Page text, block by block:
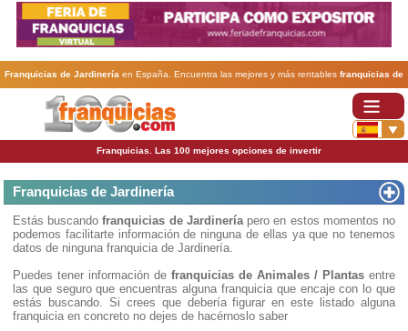
Franquicias de Jardinería en España. Encuentra las mejores y más rentables franquicias de
Jardinería. Abre tu negocio a través de una franquicia barata, rentable y segura.
Franquicias. Las 100 mejores opciones de invertir
Franquicias de Jardinería
Estás buscandofranquicias de Jardineríapero en estos momentos no
podemos facilitarte información de ninguna de ellas ya que no tenemos
datos de ninguna franquicia de Jardinería.
Puedes tener información de franquicias de Animales / Plantas entre
las que seguro que encuentras alguna franquicia que encaje con lo que
estás buscando. Si crees que debería figurar en este listado alguna
franquicia en concreto no dejes de hacérnoslo saber